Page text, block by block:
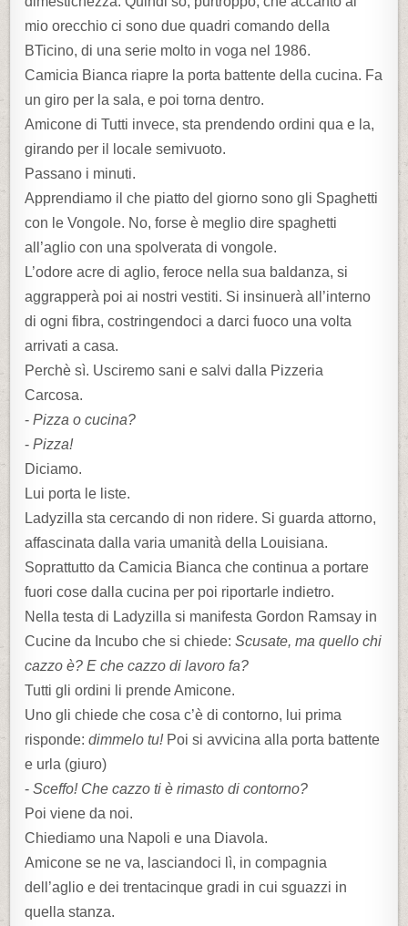
mio orecchio ci sono due quadri comando della
BTicino, di una serie molto in voga nel 1986.
Camicia Bianca riapre la porta battente della cucina. Fa
un giro per la sala, e poi torna dentro.
Amicone di Tutti invece, sta prendendo ordini qua e la,
girando per il locale semivuoto.
Passano i minuti.
Apprendiamo il che piatto del giorno sono gli Spaghetti
con le Vongole. No, forse è meglio dire spaghetti
all’aglio con una spolverata di vongole.
L’odore acre di aglio, feroce nella sua baldanza, si
aggrapperà poi ai nostri vestiti. Si insinuerà all’interno
di ogni fibra, costringendoci a darci fuoco una volta
arrivati a casa.
Perchè sì. Usciremo sani e salvi dalla Pizzeria
Carcosa.
-Pizza o cucina?
-Pizza!
Diciamo.
Lui porta le liste.
Ladyzilla sta cercando di non ridere. Si guarda attorno,
affascinata dalla varia umanità della Louisiana.
Soprattutto da Camicia Bianca che continua a portare
fuori cose dalla cucina per poi riportarle indietro.
Nella testa di Ladyzilla si manifesta Gordon Ramsay in
Cucine da Incubo che si chiede:Scusate, ma quello chi
cazzo è? E che cazzo di lavoro fa?
Tutti gli ordini li prende Amicone.
Uno gli chiede che cosa c’è di contorno, lui prima
risponde:dimmelo tu! Poi si avvicina alla porta battente
e urla (giuro)
-Sceffo! Che cazzo ti è rimasto di contorno?
Poi viene da noi.
Chiediamo una Napoli e una Diavola.
Amicone se ne va, lasciandoci lì, in compagnia
dell’aglio e dei trentacinque gradi in cui sguazzi in
quella stanza.